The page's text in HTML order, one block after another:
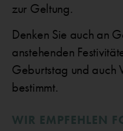
zur Geltung.
Denken Sie auch an
anstehenden
Geburtstag und auch
bestimmt.
WIR EMPFEHLEN